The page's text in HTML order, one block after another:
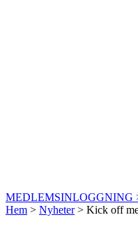
MEDLEMSINLOGGNING
Hem > Nyheter> Kick off